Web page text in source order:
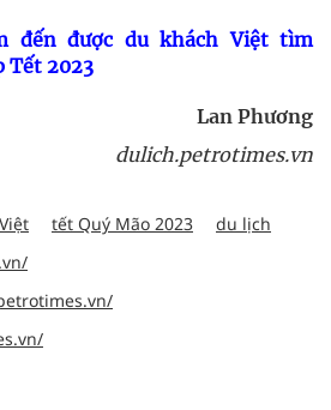
đến được du khách Việt tìm
Tết 2023
Lan Phương
dulich.petrotimes.vn
tết Quý Mão 2023
du lịch